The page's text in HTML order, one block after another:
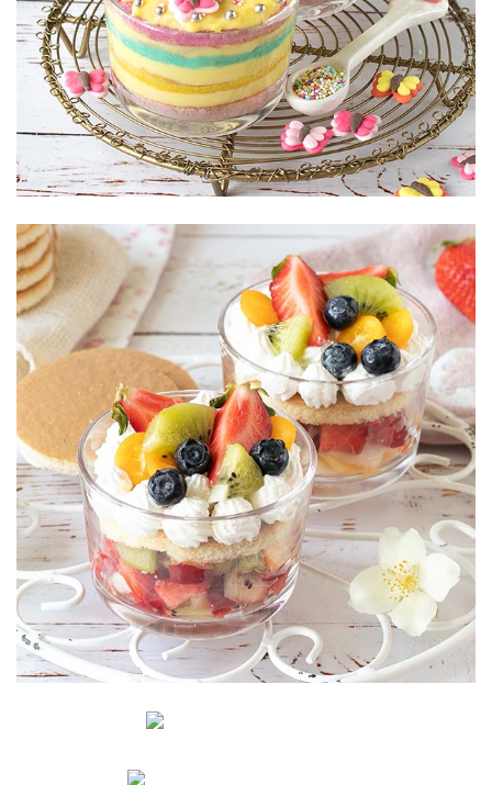
novolina
Dessert
con macedonia
e crema namelaka
Bicchierini
Bicchierini